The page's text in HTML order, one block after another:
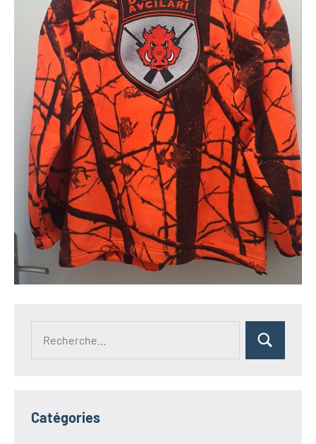
Rechercher
Catégories